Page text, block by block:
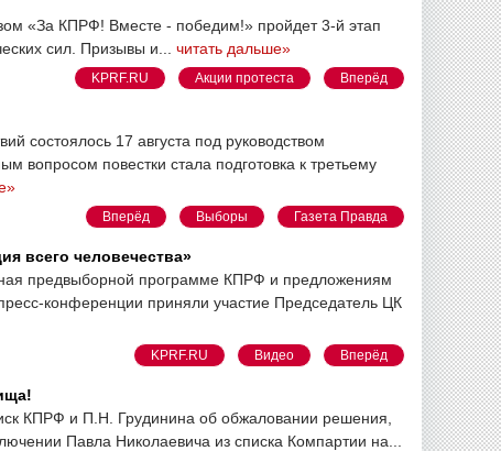
«За КПРФ! Вместе - победим!» пройдет 3-й этап
сил. Призывы и... читать дальше»
KPRF.RU Акции протеста Вперёд
состоялось 17 августа под руководством
повестки стала подготовка к третьему
Вперёд Выборы Газета Правда
всего человечества»
предвыборной программе КПРФ и предложениям
конференции приняли участие Председатель ЦК
KPRF.RU Видео Вперёд
КПРФ и П.Н. Грудинина об обжаловании решения,
Павла Николаевича из списка Компартии на...